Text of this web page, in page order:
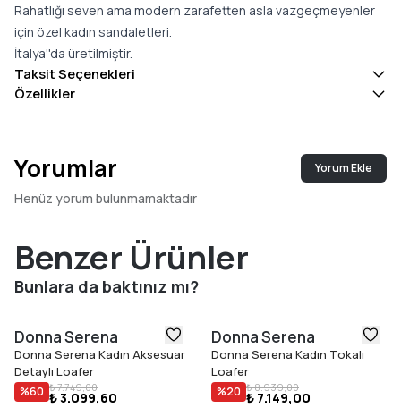
Rahatlığı seven ama modern zarafetten asla vazgeçmeyenler
için özel kadın sandaletleri.
İtalya''da üretilmiştir.
Taksit Seçenekleri
Özellikler
Yorumlar Yorum Ekle
Henüz yorum bulunmamaktadır
Benzer Ürünler
Bunlara da baktınız mı?
Donna Serena
Donna Serena Kadın Aksesuar
Detaylı Loafer
%60 ₺ 7.749,00
₺ 3.099,60
Donna Serena
Donna Serena Kadın Tokalı
Loafer
%20 ₺ 8.939,00
₺ 7.149,00